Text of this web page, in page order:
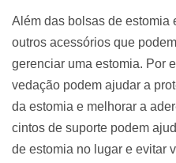
Além das bolsas de estomia
outros acessórios que
gerenciar uma estomia. Por
vedação podem ajudar a
da estomia e melhorar a
cintos de suporte podem
de estomia no lugar e evitar